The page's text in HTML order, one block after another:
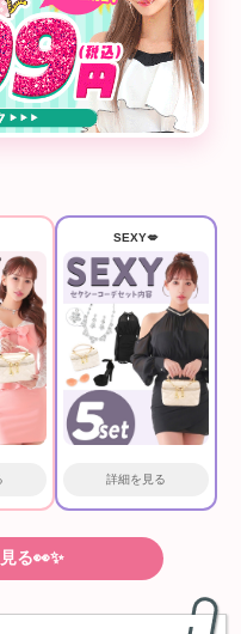
SEXY💋
詳細を見る
る👀✨